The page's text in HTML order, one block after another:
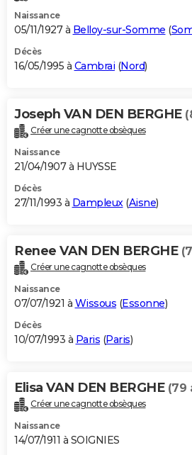
Naissance
05/11/1927 à Belloy-sur-Somme (
Décès
16/05/1995 à Cambrai (Nord)
Joseph VAN DEN BERGHE
Créer une cagnotte obsèques
Naissance
21/04/1907 à HUYSSE
Décès
27/11/1993 à Dampleux(Aisne)
Renee VAN DEN BERGHE
Créer une cagnotte obsèques
Naissance
07/07/1921 à Wissous (Essonne)
Décès
10/07/1993 à Paris (Paris)
Elisa VAN DEN BERGHE (79
Créer une cagnotte obsèques
Naissance
14/07/1911 à SOIGNIES